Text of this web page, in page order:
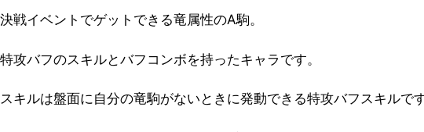
決戦イベントでゲットできる竜属性のA駒。
特攻バフのスキルとバフコンボを持ったキャラです。
スキルは盤面に自分の竜駒がないときに発動できる特攻バフスキルです